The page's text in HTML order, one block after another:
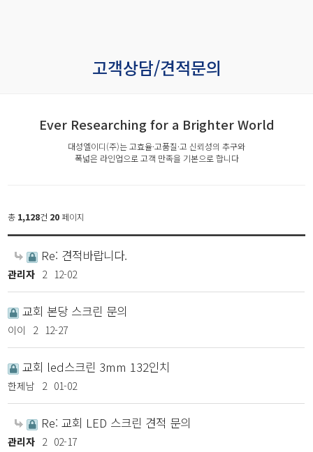
고객상담/견적문의
Ever Researching for a Brighter World
대성엘이디(주)는 고효율·고품질·고 신뢰성의 추구와
폭넓은 라인업으로 고객 만족을 기본으로 합니다
총 1,128건 20 페이지
Re: 견적바랍니다.
관리자 2 12-02
교회 본당 스크린 문의
이이 2 12-27
교회 led스크린 3mm 132인치
한제남 2 01-02
Re: 교회 LED 스크린 견적 문의
관리자 2 02-17